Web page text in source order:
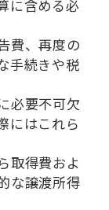
に含める必
費、再度の
手続きや税
必要不可欠
にはこれら
取得費およ
な譲渡所得